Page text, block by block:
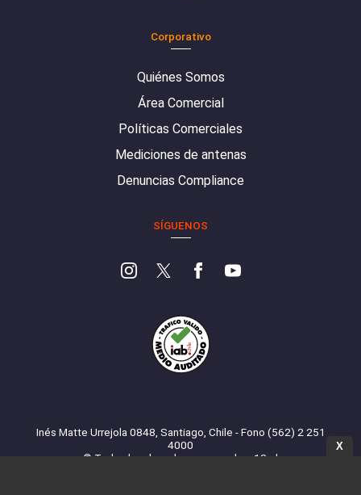
Corporativo
Quiénes Somos
Área Comercial
Políticas Comerciales
Mediciones de antenas
Denuncias Compliance
SÍGUENOS
Inés Matte Urrejola 0848, Santiago, Chile - Fono (562) 2 251
4000
© Todos los derechos reservados. 13.cl
X